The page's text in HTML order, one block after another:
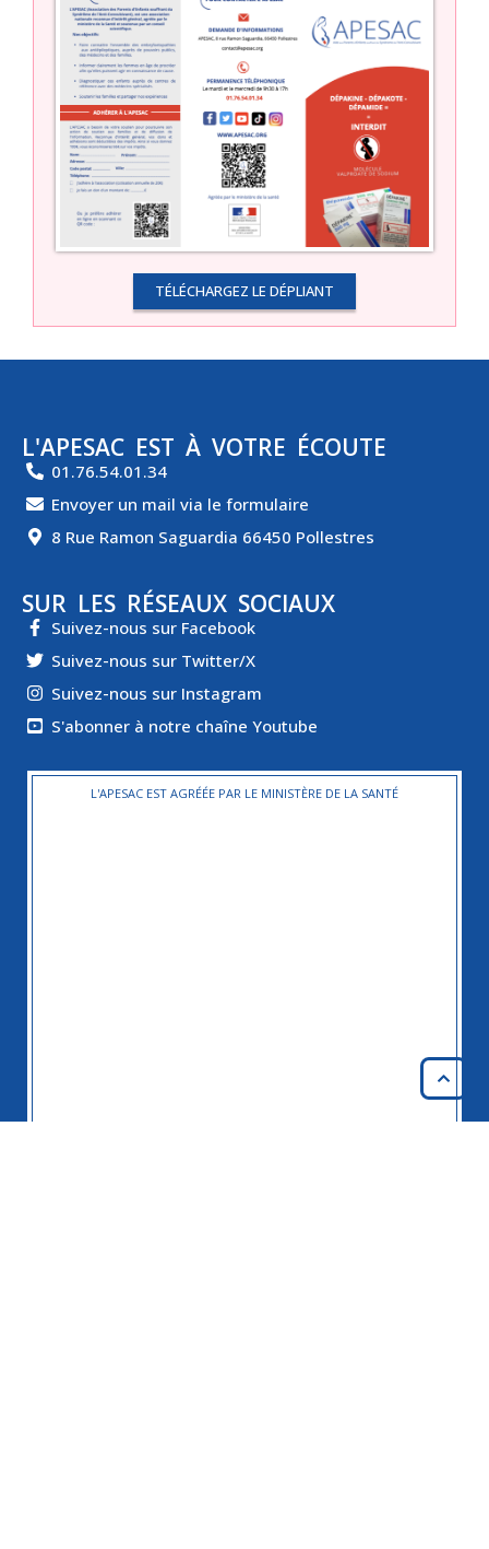
TÉLÉCHARGEZ LE DÉPLIANT
L'APESAC EST À VOTRE ÉCOUTE
01.76.54.01.34
Envoyer un mail via le formulaire
8 Rue Ramon Saguardia 66450 Pollestres
SUR LES RÉSEAUX SOCIAUX
Suivez-nous sur Facebook
Suivez-nous sur Twitter/X
Suivez-nous sur Instagram
S'abonner à notre chaîne Youtube
L'APESAC EST AGRÉÉE PAR LE MINISTÈRE DE LA SANTÉ